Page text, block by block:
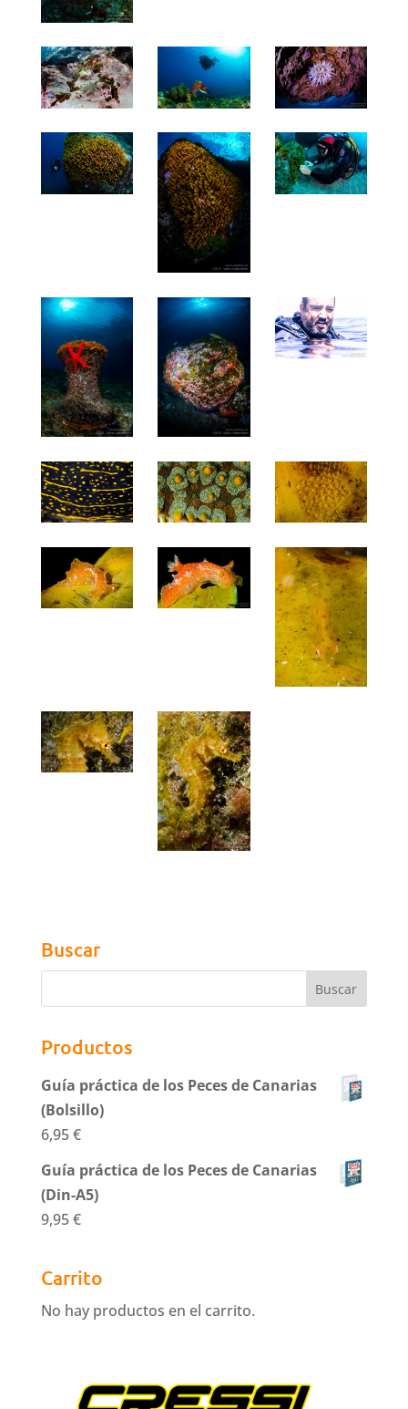
Buscar
Productos
Guía práctica de los Peces de Canarias
(Bolsillo)
6,95€
Guía práctica de los Peces de Canarias
(Din-A5)
9,95€
Carrito
No hay productos en el carrito.